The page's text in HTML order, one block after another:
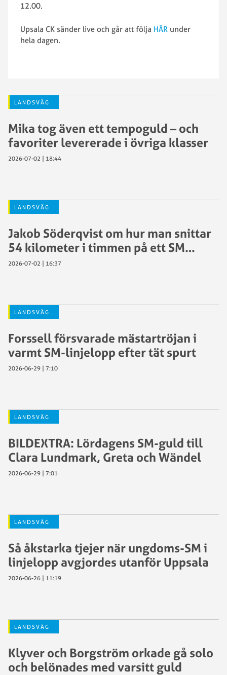
12.00.
Upsala CK sänder live och går att följa HÄR under
hela dagen.
LANDSVÄG
Mika tog även ett tempoguld – och
favoriter levererade i övriga klasser
2026-07-02 | 18:44
LANDSVÄG
Jakob Söderqvist om hur man snittar
54 kilometer i timmen på ett SM…
2026-07-02 | 16:37
LANDSVÄG
Forssell försvarade mästartröjan i
varmt SM-linjelopp efter tät spurt
2026-06-29 | 7:10
LANDSVÄG
BILDEXTRA: Lördagens SM-guld till
Clara Lundmark, Greta och Wändel
2026-06-29 | 7:01
LANDSVÄG
Så åkstarka tjejer när ungdoms-SM i
linjelopp avgjordes utanför Uppsala
2026-06-26 | 11:19
LANDSVÄG
Klyver och Borgström orkade gå solo
och belönades med varsitt guld